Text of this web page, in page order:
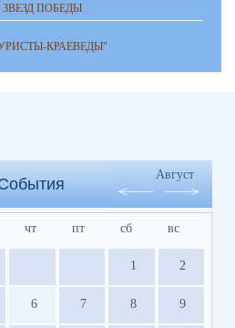
ЗВЕЗД ПОБЕДЫ
КРАЕВЕДЫ"
Август
чт пт сб вс
1 2
6 7 8 9